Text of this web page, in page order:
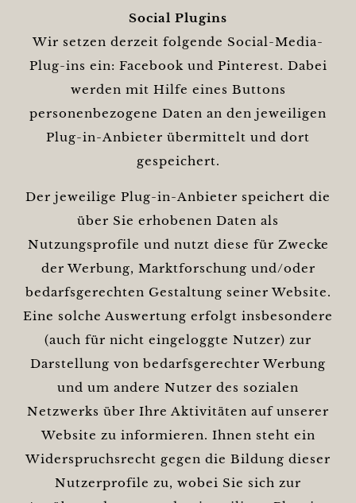
Social Plugins
Wir setzen derzeit folgende Social-Media-
Plug-ins ein: Facebook und Pinterest. Dabei
werden mit Hilfe eines Buttons
personenbezogene Daten an den jeweiligen
Plug-in-Anbieter übermittelt und dort
gespeichert.
Der jeweilige Plug-in-Anbieter speichert die
über Sie erhobenen Daten als
Nutzungsprofile und nutzt diese für Zwecke
der Werbung, Marktforschung und/oder
bedarfsgerechten Gestaltung seiner Website.
Eine solche Auswertung erfolgt insbesondere
(auch für nicht eingeloggte Nutzer) zur
Darstellung von bedarfsgerechter Werbung
und um andere Nutzer des sozialen
Netzwerks über Ihre Aktivitäten auf unserer
Website zu informieren. Ihnen steht ein
Widerspruchsrecht gegen die Bildung dieser
Nutzerprofile zu, wobei Sie sich zur